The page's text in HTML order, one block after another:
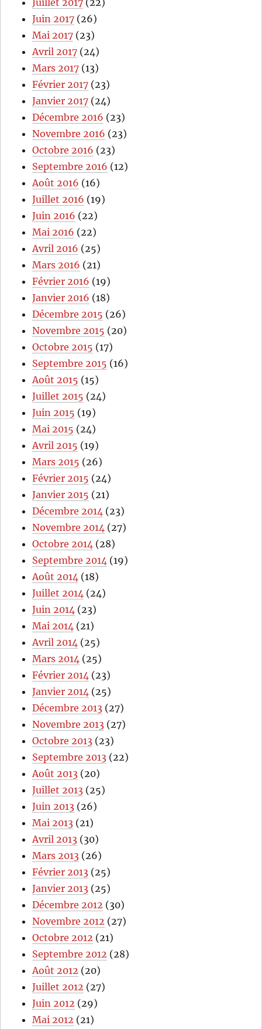
Juin 2017 (26)
Mai 2017 (23)
Avril 2017 (24)
Mars 2017 (13)
Février 2017 (23)
Janvier 2017 (24)
Décembre 2016 (23)
Novembre 2016 (23)
Octobre 2016 (23)
Septembre 2016 (12)
Août 2016 (16)
Juillet 2016 (19)
Juin 2016 (22)
Mai 2016 (22)
Avril 2016 (25)
Mars 2016 (21)
Février 2016 (19)
Janvier 2016 (18)
Décembre 2015 (26)
Novembre 2015 (20)
Octobre 2015 (17)
Septembre 2015 (16)
Août 2015 (15)
Juillet 2015 (24)
Juin 2015 (19)
Mai 2015 (24)
Avril 2015 (19)
Mars 2015 (26)
Février 2015 (24)
Janvier 2015 (21)
Décembre 2014 (23)
Novembre 2014 (27)
Octobre 2014 (28)
Septembre 2014 (19)
Août 2014 (18)
Juillet 2014 (24)
Juin 2014 (23)
Mai 2014 (21)
Avril 2014 (25)
Mars 2014 (25)
Février 2014 (23)
Janvier 2014 (25)
Décembre 2013 (27)
Novembre 2013 (27)
Octobre 2013 (23)
Septembre 2013 (22)
Août 2013 (20)
Juillet 2013 (25)
Juin 2013 (26)
Mai 2013 (21)
Avril 2013 (30)
Mars 2013 (26)
Février 2013 (25)
Janvier 2013 (25)
Décembre 2012 (30)
Novembre 2012 (27)
Octobre 2012 (21)
Septembre 2012 (28)
Août 2012 (20)
Juillet 2012 (27)
Juin 2012 (29)
Mai 2012 (21)